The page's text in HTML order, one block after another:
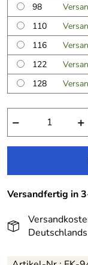
98
110
116
122
128
− +
Versandfertig in
Deutschlands